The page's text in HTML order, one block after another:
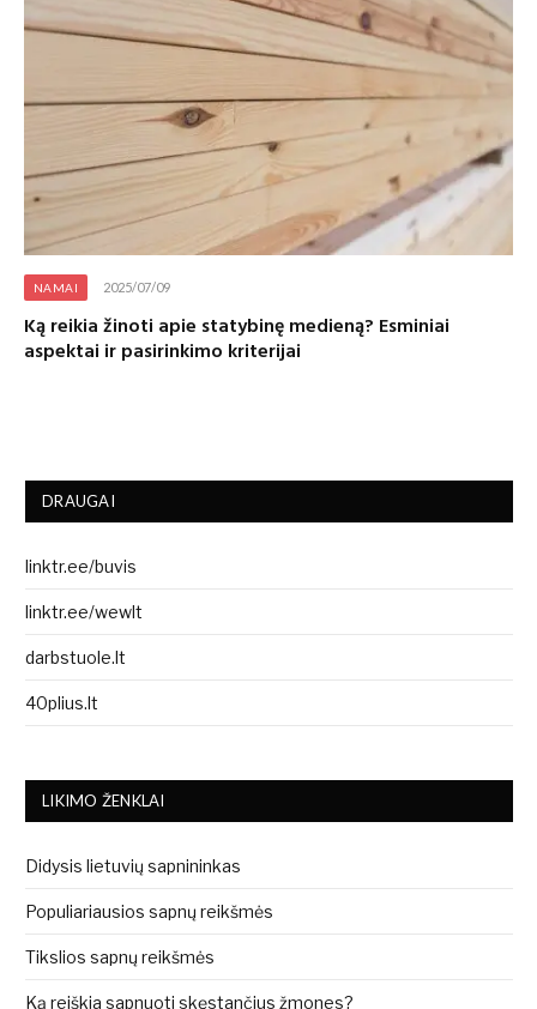
NAMAI 2025/07/09
Ką reikia žinoti apie statybinę medieną? Esminiai
aspektai ir pasirinkimo kriterijai
DRAUGAI
linktr.ee/buvis
linktr.ee/wewlt
darbstuole.lt
40plius.lt
LIKIMO ŽENKLAI
Didysis lietuvių sapnininkas
Populiariausios sapnų reikšmės
Tikslios sapnų reikšmės
Ką reiškia sapnuoti skęstančius žmones?